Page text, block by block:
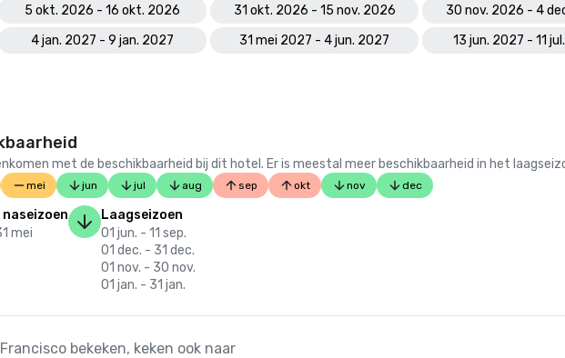
5 okt. 2026 - 16 okt. 2026 31 okt. 2026 - 15 nov. 2026
30 nov. 2026 - 4
4 jan. 2027 - 9 jan. 2027 31 mei 2027 - 4 jun. 2027
13 jun. 2027 - 11
met de beschikbaarheid bij dit hotel. Er is meestal meer beschikbaarheid in het
mei jun jul aug sep okt nov dec
mei
Laagseizoen
01 jun. - 11 sep.
01 dec. - 31 dec.
01 nov. - 30 nov.
01 jan. - 31 jan.
bekeken, keken ook naar